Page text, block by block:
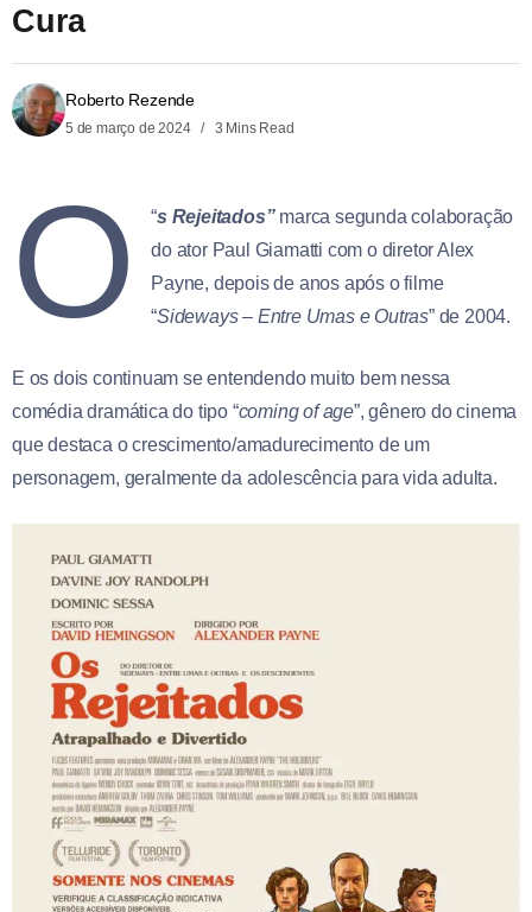
Cura
Roberto Rezende
5 de março de 2024 3 Mins Read
“
O s Rejeitados” marca segunda colaboração
do ator Paul Giamatti com o diretor Alex
Payne, depois de anos após o filme
“Sideways – Entre Umas e Outras” de 2004.
E os dois continuam se entendendo muito bem nessa
comédia dramática do tipo “coming of age”, gênero do cinema
que destaca o crescimento/amadurecimento de um
personagem, geralmente da adolescência para vida adulta.